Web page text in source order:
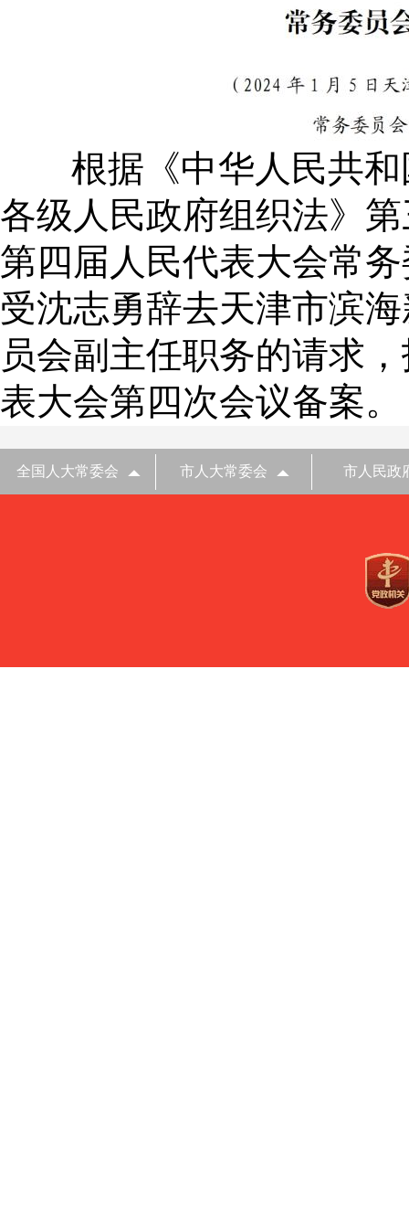
根据 《中华人民共
各级人民政府组织法》
第四届人民代表大会常
受沈志勇辞去天津市滨
员会副主任职务的请求
表大会第四次会议备案。
全国人大常委会 市人大常委会 市人民政